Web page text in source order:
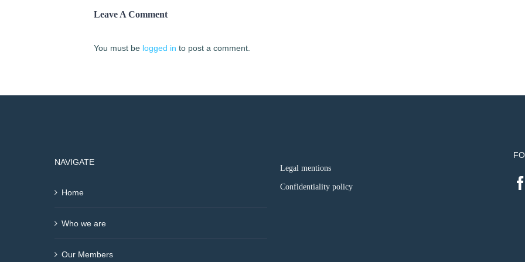
Leave A Comment
You must be logged in to post a comment.
NAVIGATE
Home
Who we are
Our Members
Legal mentions
Confidentiality policy